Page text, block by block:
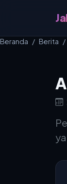
Beranda Berita